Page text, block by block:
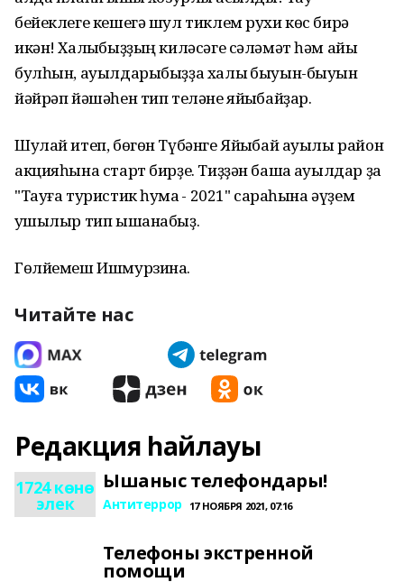
бейеклеге кешегә шул тиклем рухи көс бирә
икән! Халҡыбыҙҙың киләсәге сәләмәт һәм айыҡ
булһын, ауылдарыбыҙҙа халыҡ быуын-быуын
йәйрәп йәшәһен тип теләне яйыҡбайҙар.
Шулай итеп, бөгөн Түбәнге Яйыҡбай ауылы район
акцияһына старт бирҙе. Тиҙҙән башҡа ауылдар ҙа
"Тауға туристик һуҡмаҡ - 2021" сараһына әүҙем
ҡушылыр тип ышанабыҙ.
Гөлйемеш Ишмурзина.
Читайте нас
Редакция һайлауы
1724 көнө
элек
Ышаныс телефондары!
Антитеррор 17 НОЯБРЯ 2021, 07:16
Телефоны экстренной
помощи